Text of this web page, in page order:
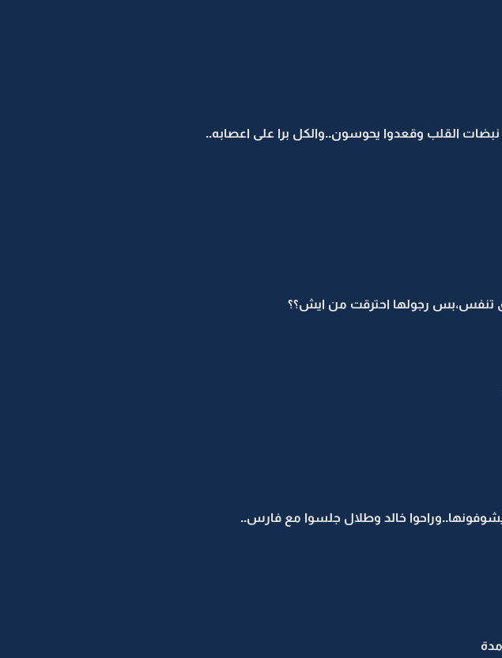
القلب وقعدوا يحوسون..والكل برا على اعصابه..
تنفس،بس رجولها احترقت من ايش؟؟
يشوفونها..وراحوا خالد وطلال جلسوا مع فارس..